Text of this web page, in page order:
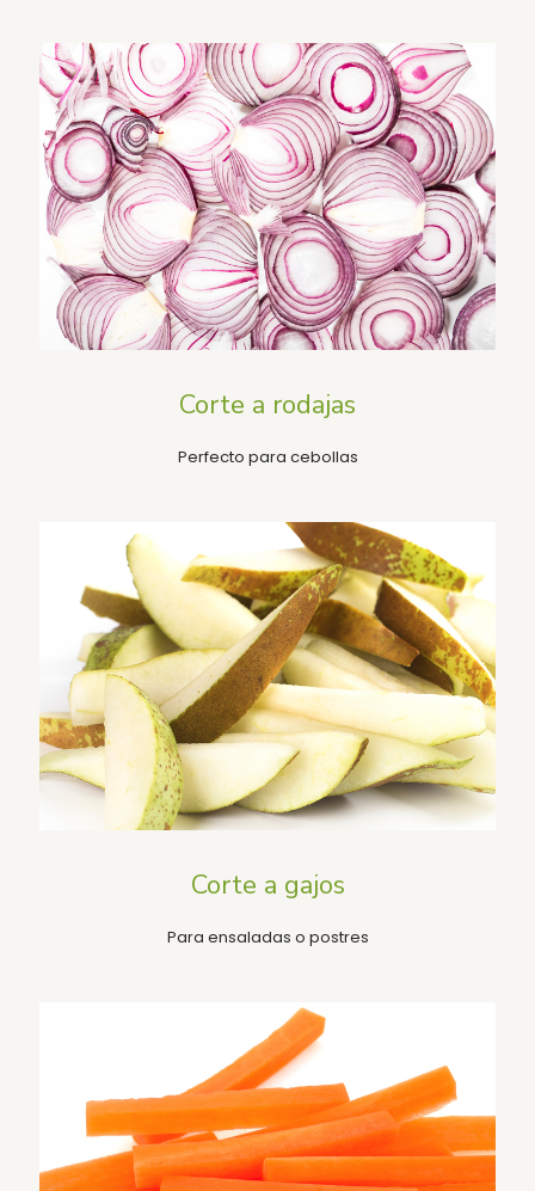
Corte a rodajas
Perfecto para cebollas
Corte a gajos
Para ensaladas o postres